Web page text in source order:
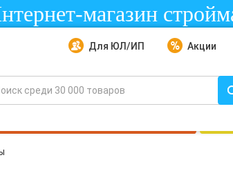
магазин
Для ЮЛ/ИП Акции